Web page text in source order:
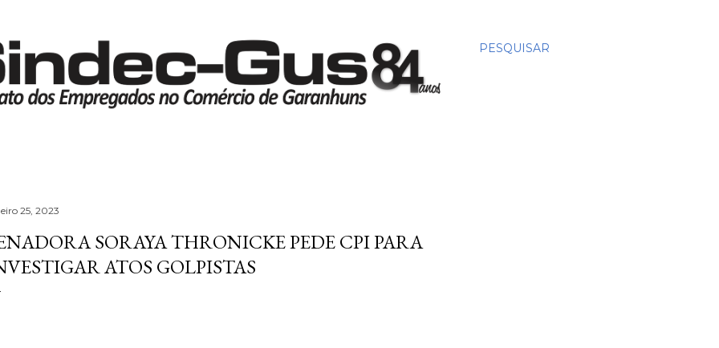
PESQUISAR
25, 2023
SORAYA THRONICKE PEDE CPI PARA
ATOS GOLPISTAS